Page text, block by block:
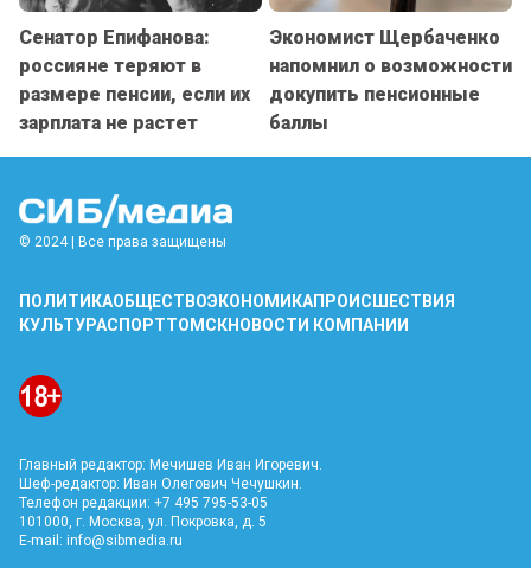
Сенатор Епифанова:
россияне теряют в
размере пенсии, если их
зарплата не растет
Экономист Щербаченко
напомнил о возможности
докупить пенсионные
баллы
© 2024 | Все права защищены
ПОЛИТИКАОБЩЕСТВОЭКОНОМИКАПРОИСШЕСТВИЯ
КУЛЬТУРАСПОРТТОМСКНОВОСТИ КОМПАНИИ
Главный редактор: Мечишев Иван Игоревич.
Шеф-редактор: Иван Олегович Чечушкин.
Телефон редакции: +7 495 795-53-05
101000, г. Москва, ул. Покровка, д. 5
E-mail: info@sibmedia.ru